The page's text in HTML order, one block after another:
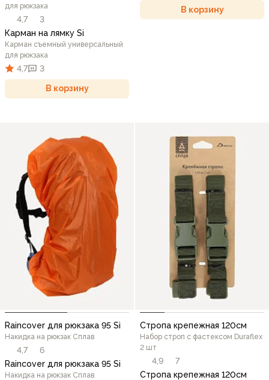
для рюкзака
4,7
3
Карман на лямку Si
Карман съемный универсальный
для рюкзака
4,7 3
В корзину
В корзину
Raincover для рюкзака 95 Si
Накидка на рюкзак Сплав
4,7
6
Raincover для рюкзака 95 Si
Накидка на рюкзак Сплав
Стропа крепежная 120см
Набор строп с фастексом Duraflex
2 шт
4,9
7
Стропа крепежная 120см